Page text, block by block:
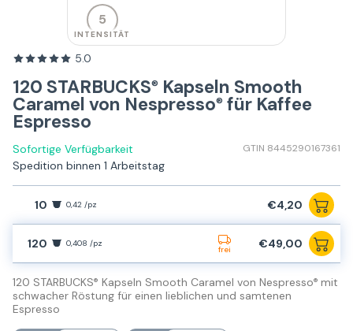
5
INTENSITÄT
5.0
120 STARBUCKS® Kapseln Smooth
Caramel von Nespresso® für Kaffee
Espresso
Sofortige Verfügbarkeit GTIN 8445290167361
Spedition binnen 1 Arbeitstag
10 0,42 /pz €4,20
120 0,408 /pz
frei €49,00
120 STARBUCKS® Kapseln Smooth Caramel von Nespresso® mit
schwacher Röstung für einen lieblichen und samtenen
Espresso